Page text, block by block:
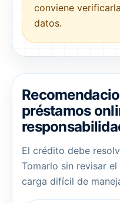
conviene
datos.
préstamos
El crédito debe
Tomarlo sin revisar
carga difícil de